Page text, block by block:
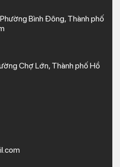
xe SH Việt Nam
tùng xe SH Việt Nam, nhưng
nếu bạn cần tìm phụ tùng
lớn để kinh doanh thì cần tìm
Kim Thành đang phân phối tất
Bình Đông, Thành phố
Chợ Lớn, Thành phố Hồ